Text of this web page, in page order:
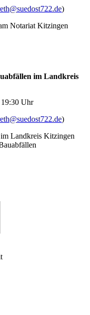
)
Notariat Kitzingen
im Landkreis
Uhr
)
Landkreis Kitzingen